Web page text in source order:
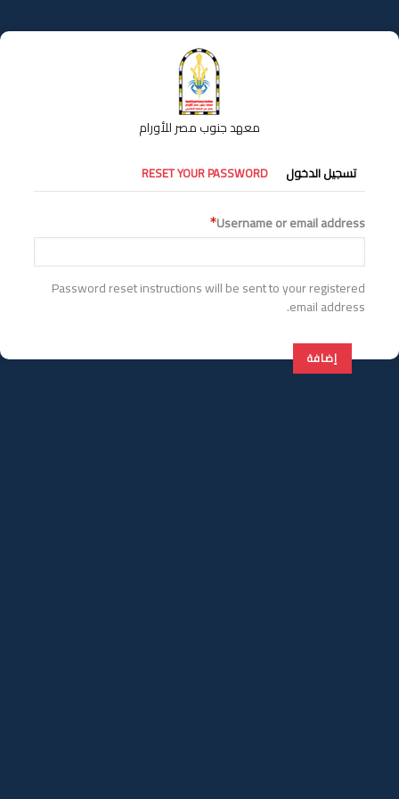
إلى
المحتوى
معهد جنوب مصر للأورام
التبويبات
الأساسية
تسجيل الدخول RESET YOUR PASSWORD
Username or email address
Password reset instructions will be sent to your registered
email address.